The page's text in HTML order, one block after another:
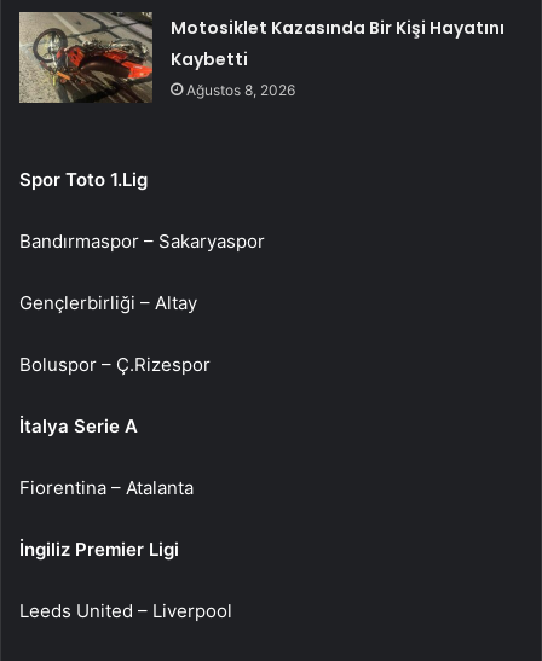
Motosiklet Kazasında Bir Kişi Hayatını
Kaybetti
Ağustos 8, 2026
Spor Toto 1.Lig
Bandırmaspor – Sakaryaspor
Gençlerbirliği – Altay
Boluspor – Ç.Rizespor
İtalya Serie A
Fiorentina – Atalanta
İngiliz Premier Ligi
Leeds United – Liverpool